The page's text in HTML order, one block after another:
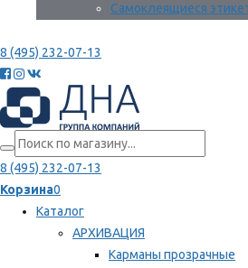
Самоклеящиеся
8 (495) 232-07-13
8 (495) 232-07-13
Корзина0
Каталог
АРХИВАЦИЯ
Карманы прозрачные